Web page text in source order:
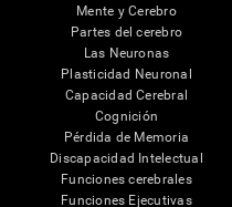
Mente y Cerebro
Partes del cerebro
Las Neuronas
Plasticidad Neuronal
Capacidad Cerebral
Cognición
Pérdida de Memoria
Discapacidad Intelectual
Funciones cerebrales
Funciones Ejecutivas